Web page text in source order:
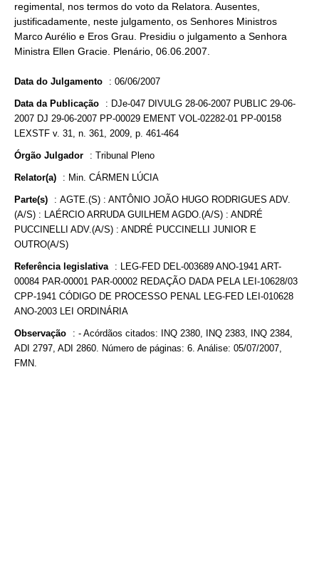
regimental, nos termos do voto da Relatora. Ausentes,
justificadamente, neste julgamento, os Senhores Ministros
Marco Aurélio e Eros Grau. Presidiu o julgamento a Senhora
Ministra Ellen Gracie. Plenário, 06.06.2007.
Data do Julgamento : 06/06/2007
Data da Publicação : DJe-047 DIVULG 28-06-2007 PUBLIC 29-06-
2007 DJ 29-06-2007 PP-00029 EMENT VOL-02282-01 PP-00158
LEXSTF v. 31, n. 361, 2009, p. 461-464
Órgão Julgador : Tribunal Pleno
Relator(a) : Min. CÁRMEN LÚCIA
Parte(s) : AGTE.(S) : ANTÔNIO JOÃO HUGO RODRIGUES ADV.
(A/S) : LAÉRCIO ARRUDA GUILHEM AGDO.(A/S) : ANDRÉ
PUCCINELLI ADV.(A/S) : ANDRÉ PUCCINELLI JUNIOR E
OUTRO(A/S)
Referência legislativa : LEG-FED DEL-003689 ANO-1941 ART-
00084 PAR-00001 PAR-00002 REDAÇÃO DADA PELA LEI-10628/03
CPP-1941 CÓDIGO DE PROCESSO PENAL LEG-FED LEI-010628
ANO-2003 LEI ORDINÁRIA
Observação : - Acórdãos citados: INQ 2380, INQ 2383, INQ 2384,
ADI 2797, ADI 2860. Número de páginas: 6. Análise: 05/07/2007,
FMN.